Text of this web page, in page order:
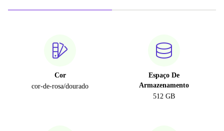
Cor
cor-de-rosa/dourado
Espaço De
Armazenamento
512 GB